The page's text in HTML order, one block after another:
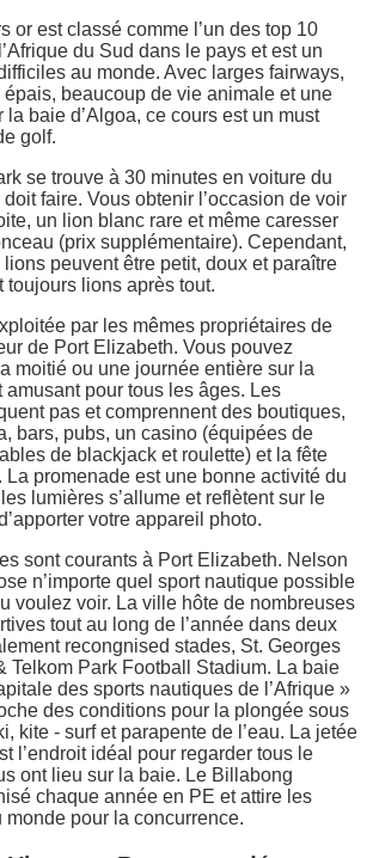
or est classé comme l’un des top 10
du Sud dans le pays et est un
au monde. Avec larges fairways,
beaucoup de vie animale et une
baie d’Algoa, ce cours est un must
golf.
se trouve à 30 minutes en voiture du
faire. Vous obtenir l’occasion de voir
un lion blanc rare et même caresser
(prix supplémentaire). Cependant,
peuvent être petit, doux et paraître
toujours lions après tout.
par les mêmes propriétaires de
de Port Elizabeth. Vous pouvez
moitié ou une journée entière sur la
amusant pour tous les âges. Les
pas et comprennent des boutiques,
bars, pubs, un casino (équipées de
de blackjack et roulette) et la fête
La promenade est une bonne activité du
lumières s’allume et reflètent sur le
votre appareil photo.
sont courants à Port Elizabeth. Nelson
n’importe quel sport nautique possible
voulez voir. La ville hôte de nombreuses
tout au long de l’année dans deux
recongnised stades, St. Georges
Telkom Park Football Stadium. La baie
des sports nautiques de l’Afrique »
des conditions pour la plongée sous
kite - surf et parapente de l’eau. La jetée
l’endroit idéal pour regarder tous le
ont lieu sur la baie. Le Billabong
chaque année en PE et attire les
monde pour la concurrence.